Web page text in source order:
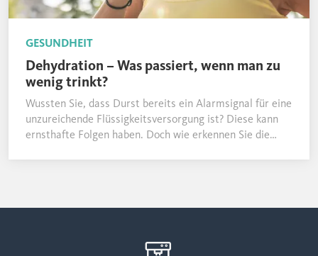
GESUNDHEIT
Dehydration – Was passiert, wenn man zu
wenig trinkt?
Wussten Sie, dass Durst bereits ein Alarmsignal für eine
unzureichende Flüssigkeitsversorgung ist? Diese kann
ernsthafte Folgen haben. Doch wie erkennen Sie die